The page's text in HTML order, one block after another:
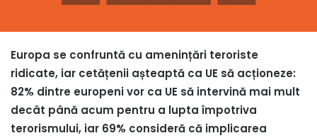
Europa se confruntă cu amenințări teroriste
ridicate, iar cetățenii așteaptă ca UE să acționeze:
82% dintre europeni vor ca UE să intervină mai mult
decât până acum pentru a lupta împotriva
terorismului, iar 69% consideră că implicarea